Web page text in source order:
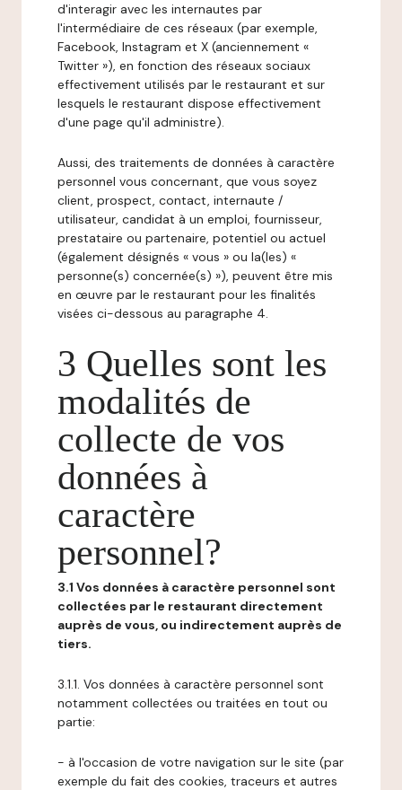
d'interagir avec les internautes par
l'intermédiaire de ces réseaux (par exemple,
Facebook, Instagram et X (anciennement «
Twitter »), en fonction des réseaux sociaux
effectivement utilisés par le restaurant et sur
lesquels le restaurant dispose effectivement
d'une page qu'il administre).
Aussi, des traitements de données à caractère
personnel vous concernant, que vous soyez
client, prospect, contact, internaute /
utilisateur, candidat à un emploi, fournisseur,
prestataire ou partenaire, potentiel ou actuel
(également désignés « vous » ou la(les) «
personne(s) concernée(s) »), peuvent être mis
en œuvre par le restaurant pour les finalités
visées ci-dessous au paragraphe 4.
3 Quelles sont les
modalités de
collecte de vos
données à
caractère
personnel?
3.1 Vos données à caractère personnel sont
collectées par le restaurant directement
auprès de vous, ou indirectement auprès de
tiers.
3.1.1. Vos données à caractère personnel sont
notamment collectées ou traitées en tout ou
partie:
- à l'occasion de votre navigation sur le site (par
exemple du fait des cookies, traceurs et autres